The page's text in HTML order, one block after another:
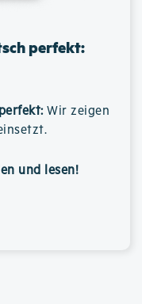
perfekt:
: Wir zeigen
und lesen!